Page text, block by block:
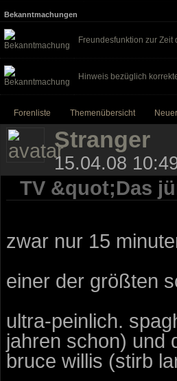
Bekanntmachungen
Freundesfunktion zur Zeit
Hinweis bezüglich
Forenliste Themenübersicht
Stranger
15.04.08
TV &quot;Das
zwar nur 15
einer der größten
ultra-peinlich.
jahren schon) und
bruce willis (stirb